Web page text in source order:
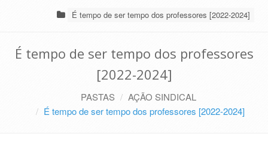
É tempo de ser tempo dos professores [2022-2024]
É tempo de ser tempo dos professores
[2022-2024]
PASTAS
AÇÃO SINDICAL
É tempo de ser tempo dos professores [2022-2024]